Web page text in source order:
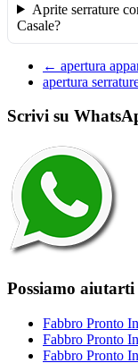
Aprite serrature
Casale?
← apertura
apertura
Scrivi su
Possiamo
Fabbro Pronto
Fabbro Pronto
Fabbro Pronto